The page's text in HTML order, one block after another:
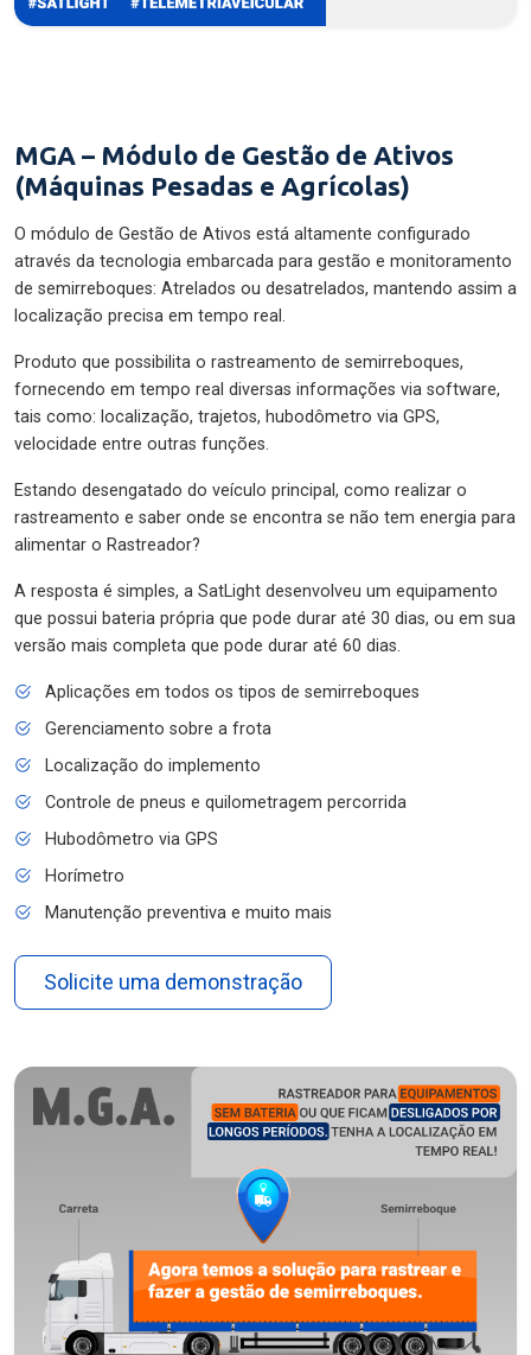
MGA – Módulo de Gestão de Ativos
(Máquinas Pesadas e Agrícolas)
O módulo de Gestão de Ativos está altamente configurado
através da tecnologia embarcada para gestão e monitoramento
de semirreboques: Atrelados ou desatrelados, mantendo assim a
localização precisa em tempo real.
Produto que possibilita o rastreamento de semirreboques,
fornecendo em tempo real diversas informações via software,
tais como: localização, trajetos, hubodômetro via GPS,
velocidade entre outras funções.
Estando desengatado do veículo principal, como realizar o
rastreamento e saber onde se encontra se não tem energia para
alimentar o Rastreador?
A resposta é simples, a SatLight desenvolveu um equipamento
que possui bateria própria que pode durar até 30 dias, ou em sua
versão mais completa que pode durar até 60 dias.
Aplicações em todos os tipos de semirreboques
Gerenciamento sobre a frota
Localização do implemento
Controle de pneus e quilometragem percorrida
Hubodômetro via GPS
Horímetro
Manutenção preventiva e muito mais
Solicite uma demonstração